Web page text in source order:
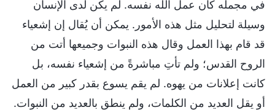
في مجمله كان عمل الله نفسه. لم يكن لدى الإنسان
وسيلة لتحليل مثل هذه الأمور. يمكن أن يُقال إن إشعياء
قد قام بهذا العمل وقال هذه النبوات وجميعها أتت من
الروح القدس؛ ولم تأتِ مباشرةً من إشعياء نفسه، بل
كانت إعلانات من يهوه. لم يقم يسوع بقدر كبير من العمل
أو يقل العديد من الكلمات، ولم ينطق بالعديد من النبوات.